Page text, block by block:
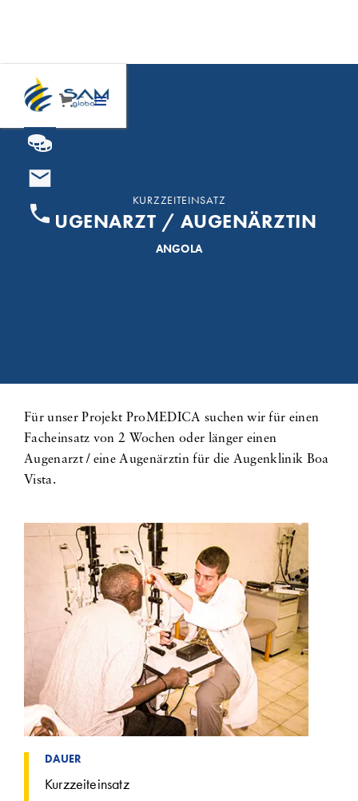
KURZZEITEINSATZ
AUGENARZT / AUGENÄRZTIN
ANGOLA
Für unser Projekt ProMEDICA suchen wir für einen
Facheinsatz von 2 Wochen oder länger einen
Augenarzt / eine Augenärztin für die Augenklinik Boa
Vista.
DAUER
Kurzzeiteinsatz